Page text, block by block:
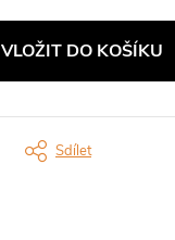
VLOŽIT DO KOŠÍKU
Sdílet